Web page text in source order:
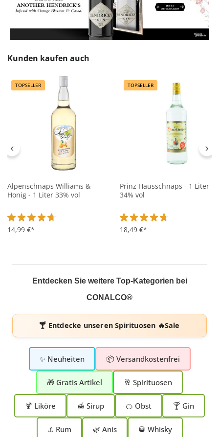
Produktgalerie überspringen
Kunden kaufen auch
TOPSELLER
Alpenschnaps Williams &
Honig - 1 Liter 33% vol
Durchschnittliche Bewertung von 4.6 von 5 Sternen
14,99 €*
TOPSELLER
Prinz Hausschnaps - 1 Liter
34% vol
Durchschnittliche
18,49 €*
Entdecken Sie weitere Top-Kategorien bei
CONALCO®
🍸 Entdecke unserenSpirituosen 🔥Sale
✨ Neuheiten 📦 Versandkostenfrei
🎁 Gratis Artikel 🥂 Spirituosen
🍹 Liköre 🍯 Sirup 🍊 Obst 🍸 Gin
⚓ Rum 🌿 Anis 🥃 Whisky